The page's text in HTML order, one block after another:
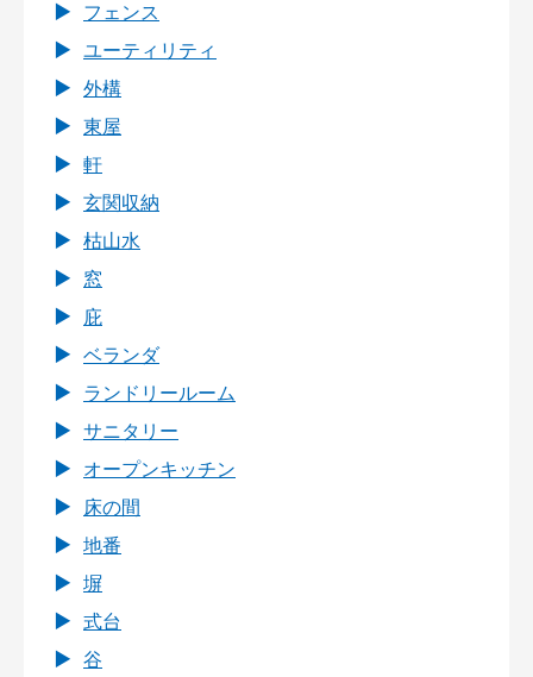
フェンス
ユーティリティ
外構
東屋
軒
玄関収納
枯山水
窓
庇
ベランダ
ランドリールーム
サニタリー
オープンキッチン
床の間
地番
塀
式台
谷